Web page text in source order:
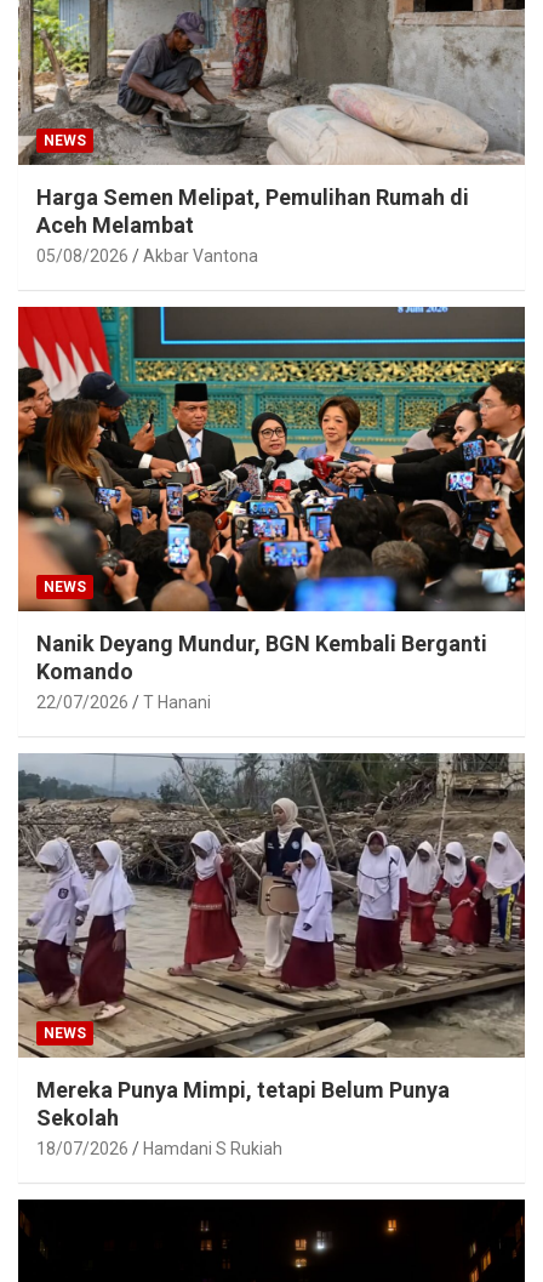
NEWS
Harga Semen Melipat, Pemulihan Rumah di
Aceh Melambat
05/08/2026 Akbar Vantona
NEWS
Nanik Deyang Mundur, BGN Kembali Berganti
Komando
22/07/2026 T Hanani
NEWS
Mereka Punya Mimpi, tetapi Belum Punya
Sekolah
18/07/2026 Hamdani S Rukiah